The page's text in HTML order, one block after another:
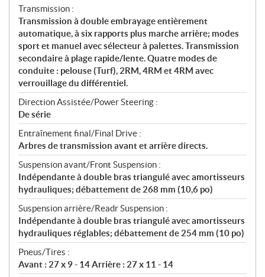
Transmission :
Transmission à double embrayage entièrement
automatique, à six rapports plus marche arrière; modes
sport et manuel avec sélecteur à palettes. Transmission
secondaire à plage rapide/lente. Quatre modes de
conduite : pelouse (Turf), 2RM, 4RM et 4RM avec
verrouillage du différentiel.
Direction Assistée/Power Steering :
De série
Entraînement final/Final Drive :
Arbres de transmission avant et arrière directs.
Suspension avant/Front Suspension :
Indépendante à double bras triangulé avec amortisseurs
hydrauliques; débattement de 268 mm (10,6 po)
Suspension arrière/Readr Suspension :
Indépendante à double bras triangulé avec amortisseurs
hydrauliques réglables; débattement de 254 mm (10 po)
Pneus/Tires :
Avant : 27 x 9 - 14 Arrière : 27 x 11 - 14